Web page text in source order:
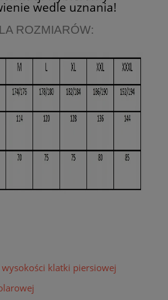
wedle uznania!
ROZMIARÓW:
klatki piersiowej